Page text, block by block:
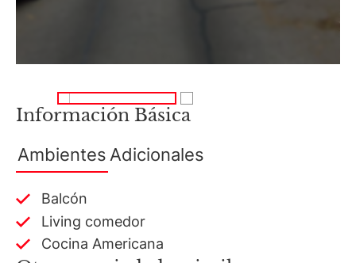
Información Básica
Ambientes Adicionales
Balcón
Living comedor
Cocina Americana